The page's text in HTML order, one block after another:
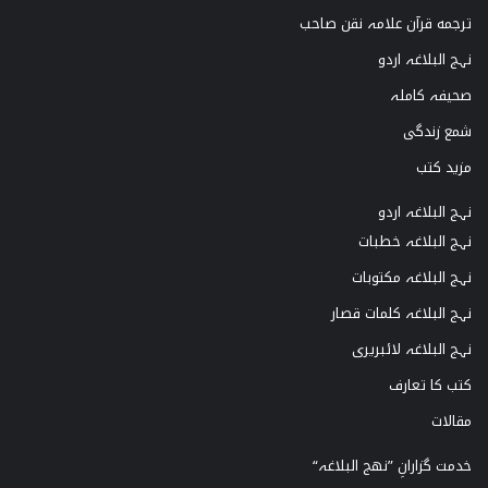
ترجمه قرآن علامہ نقن صاحب
نہج البلاغہ اردو
صحیفہ کاملہ
شمع زندگی
مزید کتب
نہج البلاغہ اردو
نہج البلاغہ خطبات
نہج البلاغہ مکتوبات
نہج البلاغہ کلمات قصار
نہج البلاغہ لائبریری
کتب کا تعارف
مقالات
خدمت گزارانِ ”نھج البلاغہ“